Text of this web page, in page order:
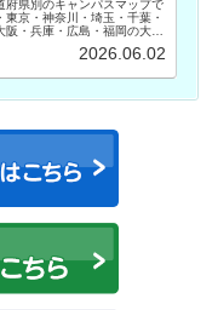
府県別のキャンパスマップで
京・神奈川・埼玉・千葉・
・兵庫・広島・福岡の大学
情報収集にお役立てくださ
2026.06.02